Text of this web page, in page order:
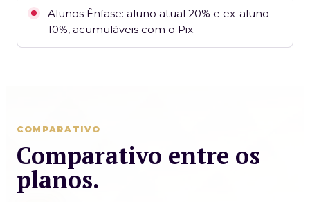
Alunos Ênfase: aluno atual 20% e ex-aluno
10%, acumuláveis com o Pix.
COMPARATIVO
Comparativo entre os
planos.